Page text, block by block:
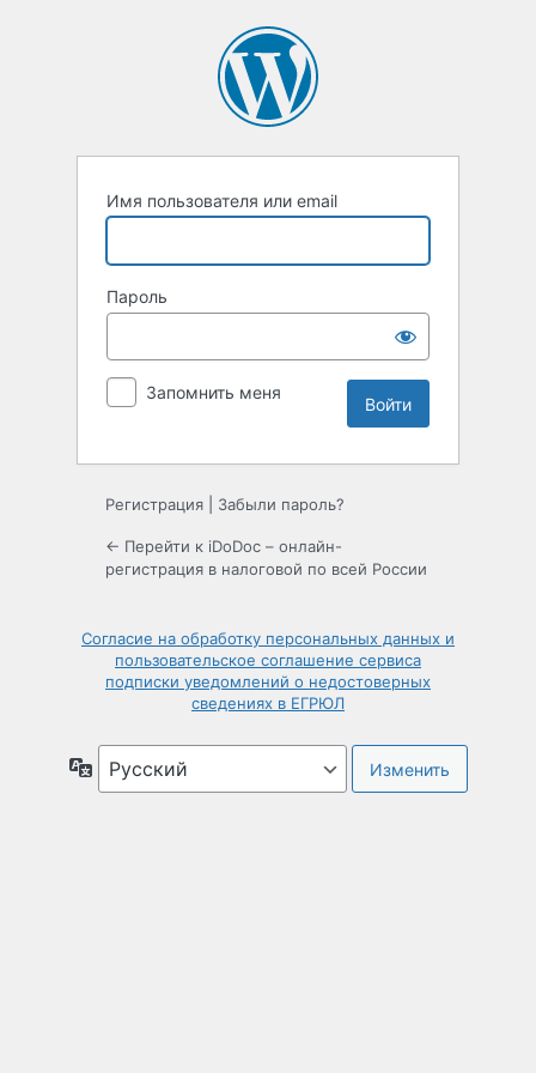
Имя пользователя или email
Пароль
Запомнить меня
Регистрация Забыли пароль?
← Перейти к iDoDoc – онлайн-
регистрация в налоговой по всей России
Согласие на обработку персональных данных и
пользовательское соглашение сервиса
подписки уведомлений о недостоверных
сведениях в ЕГРЮЛ
Язык